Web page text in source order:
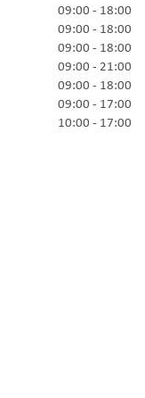
09:00 - 18:00
09:00 - 18:00
09:00 - 18:00
09:00 - 21:00
09:00 - 18:00
09:00 - 17:00
10:00 - 17:00